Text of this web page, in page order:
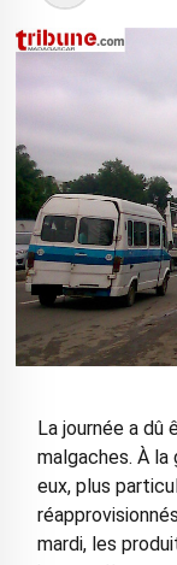
La journée a
malgaches. À la
eux, plus
mardi, les